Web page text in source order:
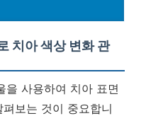
치아 색상 변화 관
을 사용하여 치아 표면
보는 것이 중요합니